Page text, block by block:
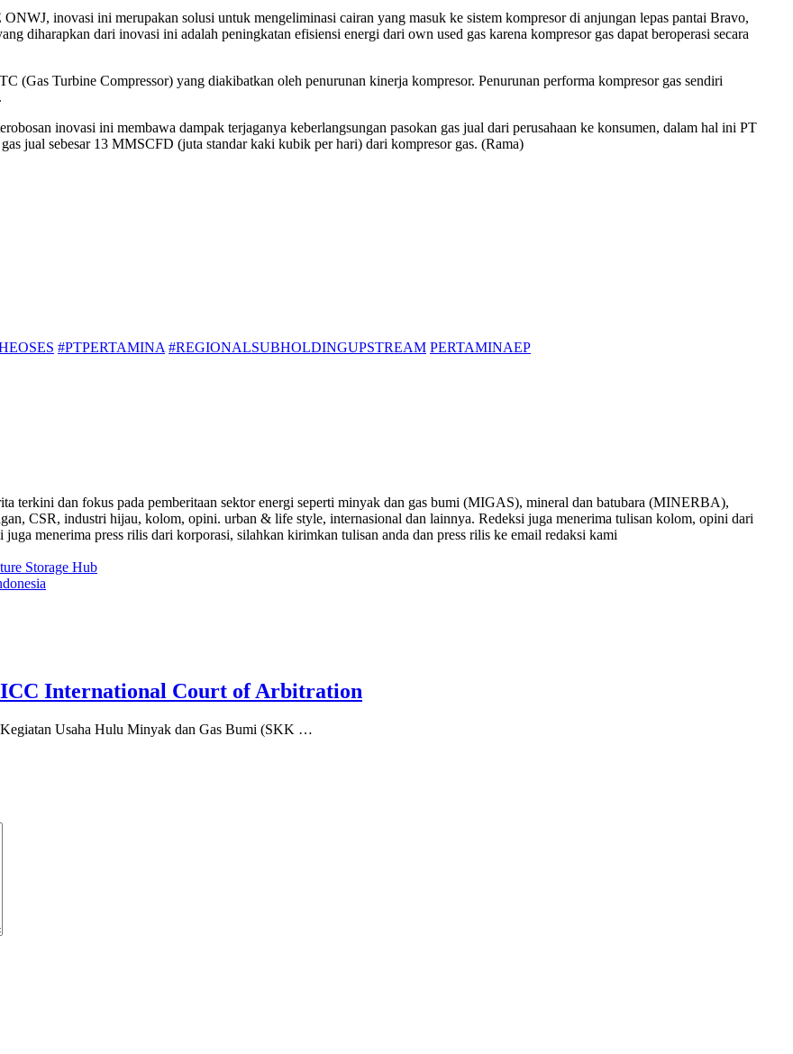
inovasi ini merupakan solusi untuk mengeliminasi cairan yang masuk ke sistem kompresor di anjungan lepas pantai Bravo,
diharapkan dari inovasi ini adalah peningkatan efisiensi energi dari own used gas karena kompresor gas dapat beroperasi secara
(Gas Turbine Compressor) yang diakibatkan oleh penurunan kinerja kompresor. Penurunan performa kompresor gas sendiri
inovasi ini membawa dampak terjaganya keberlangsungan pasokan gas jual dari perusahaan ke konsumen, dalam hal ini PT
jual sebesar 13 MMSCFD (juta standar kaki kubik per hari) dari kompresor gas. (Rama)
#PTPERTAMINA #REGIONALSUBHOLDINGUPSTREAM PERTAMINAEP
terkini dan fokus pada pemberitaan sektor energi seperti minyak dan gas bumi (MIGAS), mineral dan batubara (MINERBA),
CSR, industri hijau, kolom, opini. urban & life style, internasional dan lainnya. Redeksi juga menerima tulisan kolom, opini dari
menerima press rilis dari korporasi, silahkan kirimkan tulisan anda dan press rilis ke email redaksi kami
Storage Hub
ICC International Court of Arbitration
Usaha Hulu Minyak dan Gas Bumi (SKK …